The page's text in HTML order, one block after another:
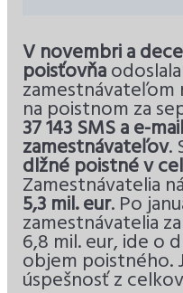
V novembri a
poisťovňa
na poistnom za
37 143 SMS a e-
zamestnávateľov.
dlžné poistné v
Zamestnávatelia
5,3 mil. eur. Po
zamestnávatelia
6,8 mil. eur, ide o
objem poistného.
úspešnosť z